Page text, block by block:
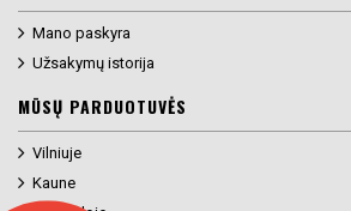
Mano paskyra
Užsakymų istorija
MŪSŲ PARDUOTUVĖS
Vilniuje
Kaune